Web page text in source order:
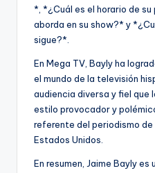
*, *¿Cuál es el horario de
aborda en su show?* y
sigue?*.
En Mega TV, Bayly ha
el mundo de la televisión
audiencia diversa y fiel que
estilo provocador y
referente del periodismo
Estados Unidos.
En resumen, Jaime Bayly